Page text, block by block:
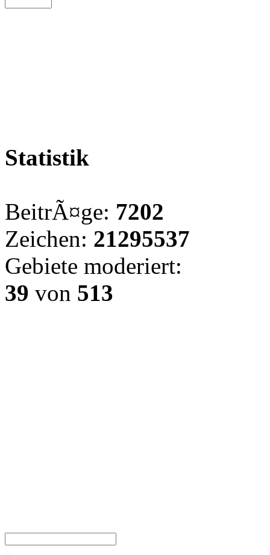
Statistik
BeitrÃ¤ge: 7202
Zeichen: 21295537
Gebiete moderiert:
39 von 513